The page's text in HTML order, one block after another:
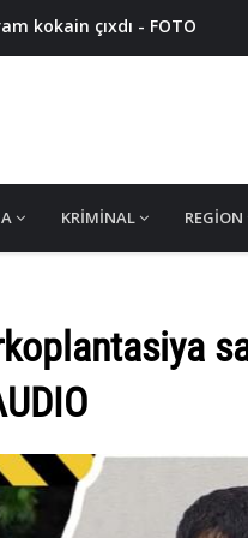
kokain çıxdı - FOTO
57 nəfər saxlanıldı, 11 ton
alverçiləri ələ keçdi -
- FOTO
KRIMINAL REGION